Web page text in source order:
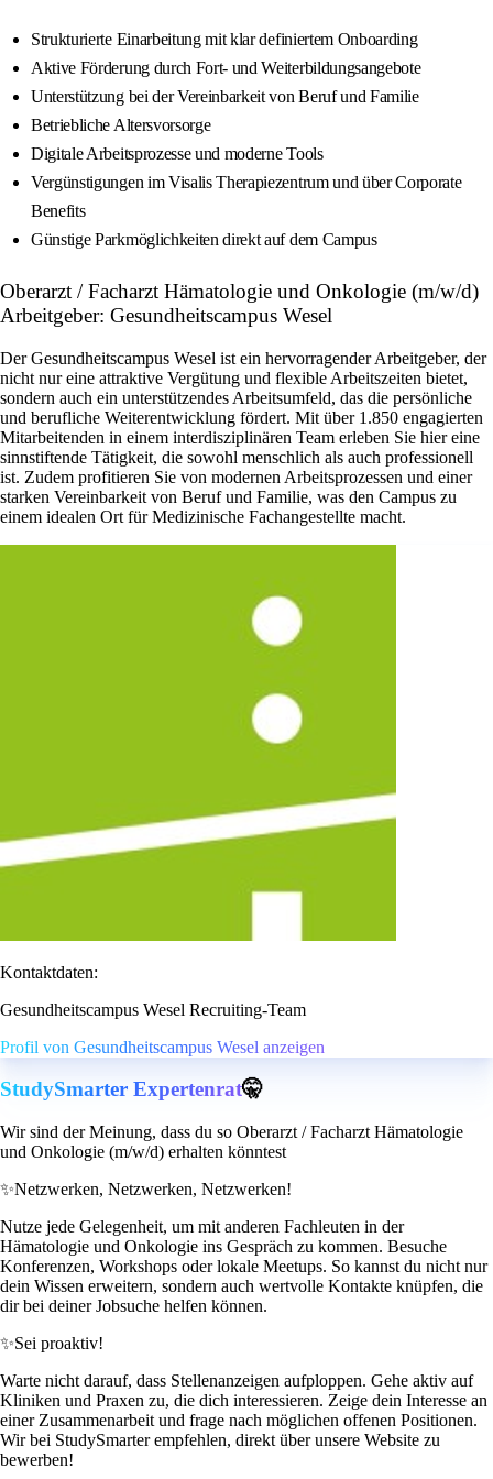
Strukturierte Einarbeitung mit klar definiertem Onboarding
Aktive Förderung durch Fort- und Weiterbildungsangebote
Unterstützung bei der Vereinbarkeit von Beruf und Familie
Betriebliche Altersvorsorge
Digitale Arbeitsprozesse und moderne Tools
Vergünstigungen im Visalis Therapiezentrum und über Corporate
Benefits
Günstige Parkmöglichkeiten direkt auf dem Campus
Oberarzt / Facharzt Hämatologie und Onkologie (m/w/d)
Arbeitgeber: Gesundheitscampus Wesel
Der Gesundheitscampus Wesel ist ein hervorragender Arbeitgeber, der
nicht nur eine attraktive Vergütung und flexible Arbeitszeiten bietet,
sondern auch ein unterstützendes Arbeitsumfeld, das die persönliche
und berufliche Weiterentwicklung fördert. Mit über 1.850 engagierten
Mitarbeitenden in einem interdisziplinären Team erleben Sie hier eine
sinnstiftende Tätigkeit, die sowohl menschlich als auch professionell
ist. Zudem profitieren Sie von modernen Arbeitsprozessen und einer
starken Vereinbarkeit von Beruf und Familie, was den Campus zu
einem idealen Ort für Medizinische Fachangestellte macht.
Kontaktdaten:
Gesundheitscampus Wesel Recruiting-Team
Profil von Gesundheitscampus Wesel anzeigen
StudySmarter Expertenrat🤫
Wir sind der Meinung, dass du so Oberarzt / Facharzt Hämatologie
und Onkologie (m/w/d) erhalten könntest
✨Netzwerken, Netzwerken, Netzwerken!
Nutze jede Gelegenheit, um mit anderen Fachleuten in der
Hämatologie und Onkologie ins Gespräch zu kommen. Besuche
Konferenzen, Workshops oder lokale Meetups. So kannst du nicht nur
dein Wissen erweitern, sondern auch wertvolle Kontakte knüpfen, die
dir bei deiner Jobsuche helfen können.
✨Sei proaktiv!
Warte nicht darauf, dass Stellenanzeigen aufploppen. Gehe aktiv auf
Kliniken und Praxen zu, die dich interessieren. Zeige dein Interesse an
einer Zusammenarbeit und frage nach möglichen offenen Positionen.
Wir bei StudySmarter empfehlen, direkt über unsere Website zu
bewerben!